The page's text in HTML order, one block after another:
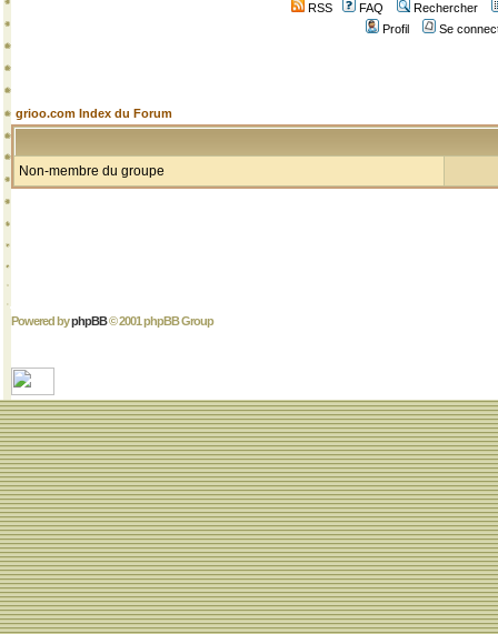
RSS FAQ
Rechercher
Profil
Se
grioo.com Index du Forum
Non-membre du groupe
Powered byphpBB© 2001 phpBB Group